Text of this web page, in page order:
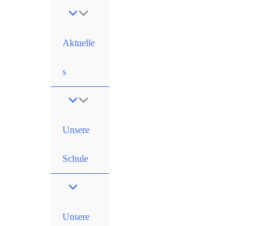
Aktuelle
s
Unsere
Schule
Unsere